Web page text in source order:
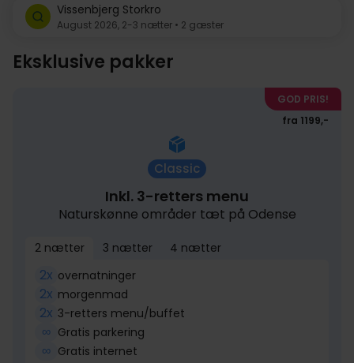
Vissenbjerg Storkro
August 2026, 2-3 nætter • 2 gæster
Eksklusive pakker
GOD PRIS!
fra 1199,-
Classic
Inkl. 3-retters menu
Naturskønne områder tæt på Odense
2 nætter 3 nætter 4 nætter
2x overnatninger
2x morgenmad
2x 3-retters menu/buffet
∞ Gratis parkering
∞ Gratis internet